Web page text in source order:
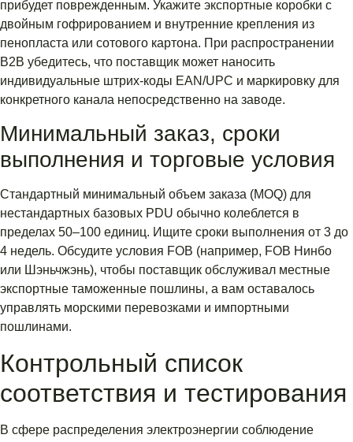
прибудет поврежденным. Укажите экспортные коробки с
двойным гофрированием и внутренние крепления из
пенопласта или сотового картона. При распространении
B2B убедитесь, что поставщик может наносить
индивидуальные штрих-коды EAN/UPC и маркировку для
конкретного канала непосредственно на заводе.
Минимальный заказ, сроки
выполнения и торговые условия
Стандартный минимальный объем заказа (MOQ) для
нестандартных базовых PDU обычно колеблется в
пределах 50–100 единиц. Ищите сроки выполнения от 3 до
4 недель. Обсудите условия FOB (например, FOB Нинбо
или Шэньчжэнь), чтобы поставщик обслуживал местные
экспортные таможенные пошлины, а вам оставалось
управлять морскими перевозками и импортными
пошлинами.
Контрольный список
соответствия и тестирования
В сфере распределения электроэнергии соблюдение